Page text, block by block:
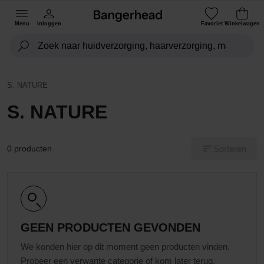
Menu Inloggen Favoriet Winkelwagen
S. NATURE
S. NATURE
0 producten
GEEN PRODUCTEN GEVONDEN
We konden hier op dit moment geen producten vinden.
Probeer een verwante categorie of kom later terug.